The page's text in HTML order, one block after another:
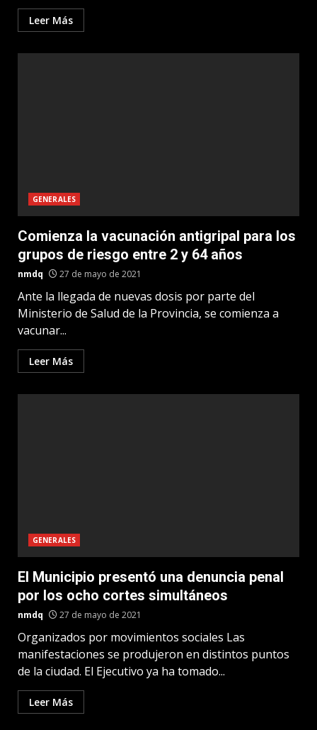
Leer Más
GENERALES
Comienza la vacunación antigripal para los
grupos de riesgo entre 2 y 64 años
nmdq 27 de mayo de 2021
Ante la llegada de nuevas dosis por parte del
Ministerio de Salud de la Provincia, se comienza a
vacunar...
Leer Más
GENERALES
El Municipio presentó una denuncia penal
por los ocho cortes simultáneos
nmdq 27 de mayo de 2021
Organizados por movimientos sociales Las
manifestaciones se produjeron en distintos puntos
de la ciudad. El Ejecutivo ya ha tomado...
Leer Más